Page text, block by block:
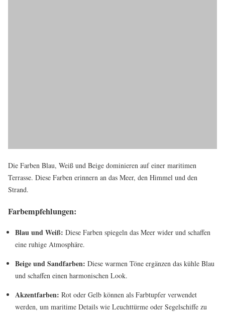
Die Farben Blau, Weiß und Beige dominieren auf einer maritimen
Terrasse. Diese Farben erinnern an das Meer, den Himmel und den
Strand.
Farbempfehlungen:
Blau und Weiß: Diese Farben spiegeln das Meer wider und schaffen
eine ruhige Atmosphäre.
Beige und Sandfarben: Diese warmen Töne ergänzen das kühle Blau
und schaffen einen harmonischen Look.
Akzentfarben: Rot oder Gelb können als Farbtupfer verwendet
werden, um maritime Details wie Leuchttürme oder Segelschiffe zu